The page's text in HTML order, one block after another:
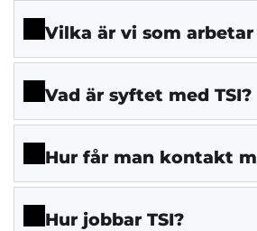
Vilka är vi som arbetar
Vad är syftet med TSI?
Hur får man kontakt
Hur jobbar TSI?